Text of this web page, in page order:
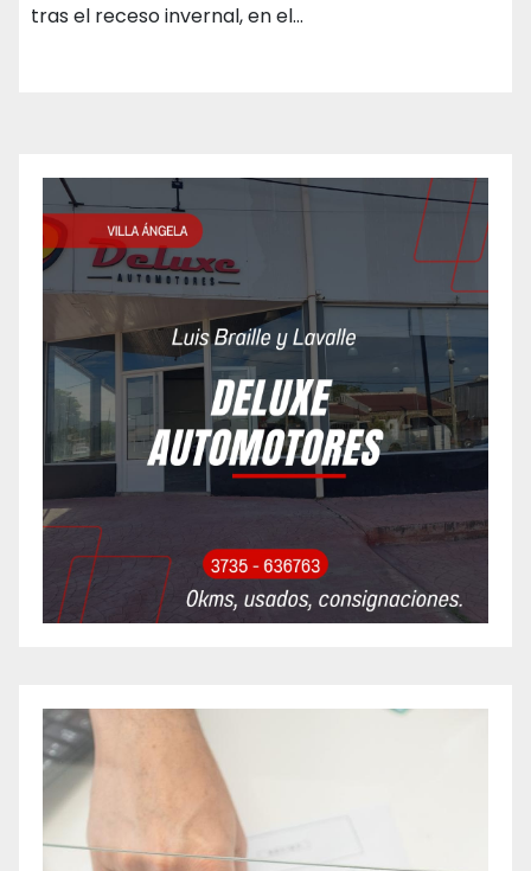
tras el receso invernal, en el…